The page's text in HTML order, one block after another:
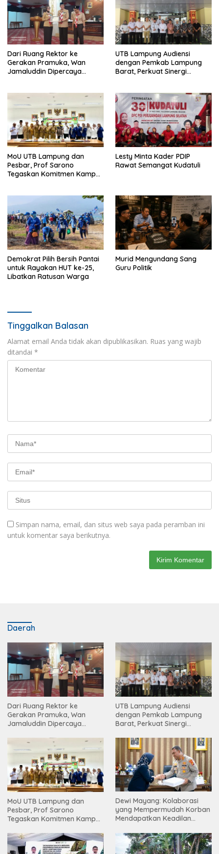
Dari Ruang Rektor ke
Gerakan Pramuka, Wan
Jamaluddin Dipercaya
UTB Lampung Audiensi
dengan Pemkab Lampung
Barat, Perkuat Sinergi
MoU UTB Lampung dan
Pesbar, Prof Sarono
Tegaskan Komitmen Kampus
Lesty Minta Kader PDIP
Rawat Semangat Kudatuli
Demokrat Pilih Bersih Pantai
untuk Rayakan HUT ke-25,
Libatkan Ratusan Warga
Murid Mengundang Sang
Guru Politik
Tinggalkan Balasan
Alamat email Anda tidak akan dipublikasikan. Ruas yang wajib
ditandai *
Simpan nama, email, dan situs web saya pada peramban ini
untuk komentar saya berikutnya.
Daerah
Dari Ruang Rektor ke
Gerakan Pramuka, Wan
Jamaluddin Dipercaya
UTB Lampung Audiensi
dengan Pemkab Lampung
Barat, Perkuat Sinergi
Tinggi
MoU UTB Lampung dan
Pesbar, Prof Sarono
Tegaskan Komitmen Kampus
Masyarakat
Dewi Mayang: Kolaborasi
yang Mempermudah Korban
Mendapatkan Keadilan